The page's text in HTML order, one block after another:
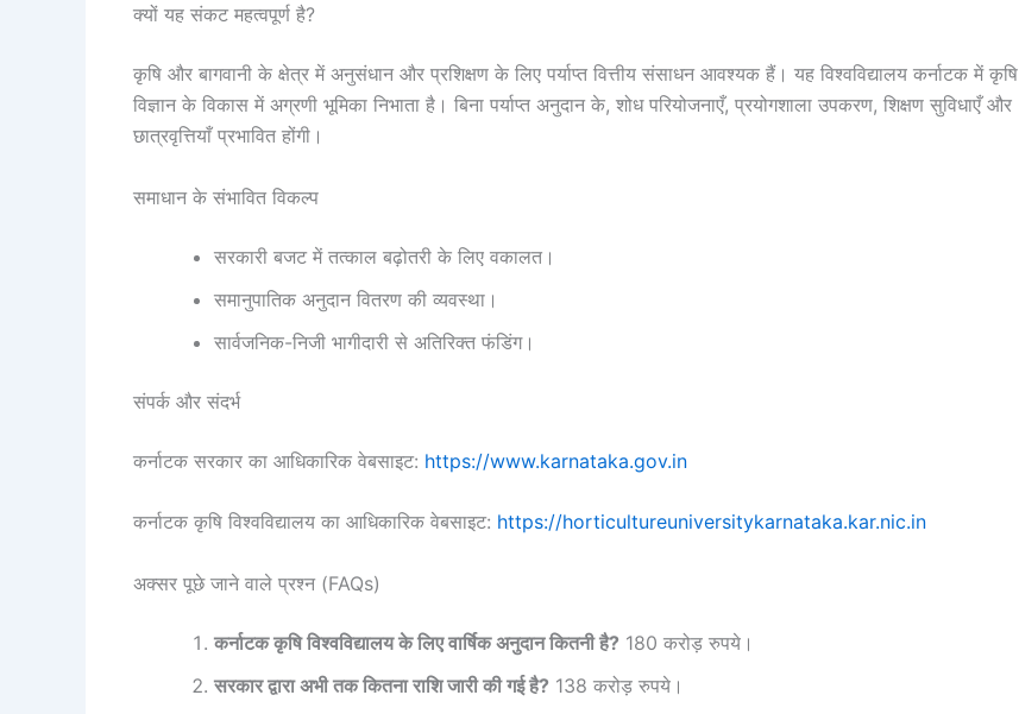
क्यों यह संकट महत्वपूर्ण है?
कृषि और बागवानी के क्षेत्र में अनुसंधान और प्रशिक्षण के लिए पर्याप्त वित्तीय संसाधन आवश्यक हैं। यह विश्वविद्यालय कर्नाटक में कृषि
विज्ञान के विकास में अग्रणी भूमिका निभाता है। बिना पर्याप्त अनुदान के, शोध परियोजनाएँ, प्रयोगशाला उपकरण, शिक्षण सुविधाएँ और
छात्रवृत्तियाँ प्रभावित होंगी।
समाधान के संभावित विकल्प
सरकारी बजट में तत्काल बढ़ोतरी के लिए वकालत।
समानुपातिक अनुदान वितरण की व्यवस्था।
सार्वजनिक-निजी भागीदारी से अतिरिक्त फंडिंग।
संपर्क और संदर्भ
कर्नाटक सरकार का आधिकारिक वेबसाइट: https://www.karnataka.gov.in
कर्नाटक कृषि विश्वविद्यालय का आधिकारिक वेबसाइट: https://horticultureuniversitykarnataka.kar.nic.in
अक्सर पूछे जाने वाले प्रश्न (FAQs)
कर्नाटक कृषि विश्वविद्यालय के लिए वार्षिक अनुदान कितनी है? 180 करोड़ रुपये।
सरकार द्वारा अभी तक कितना राशि जारी की गई है? 138 करोड़ रुपये।